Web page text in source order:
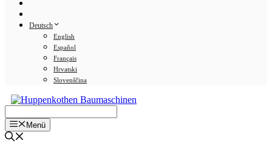
Deutsch
English
Español
Français
Hrvatski
Slovenščina
Menü